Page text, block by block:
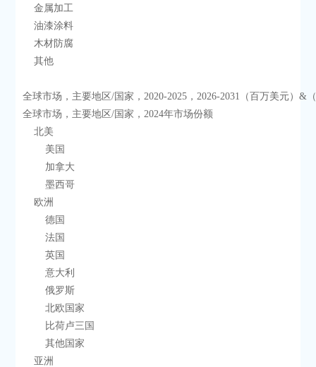
    金属加工
    油漆涂料
    木材防腐
    其他
全球市场，主要地区/国家，2020-2025，2026-2031（百万美元）&
全球市场，主要地区/国家，2024年市场份额
    北美
        美国
        加拿大
        墨西哥
    欧洲
        德国
        法国
        英国
        意大利
        俄罗斯
        北欧国家
        比荷卢三国
        其他国家
    亚洲